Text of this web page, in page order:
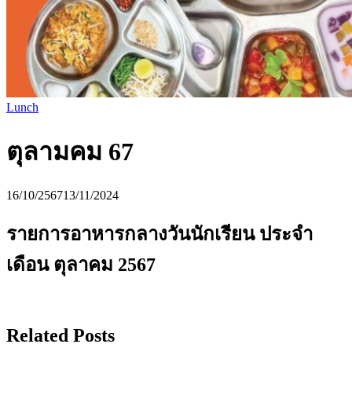
Lunch
ตุลามคม 67
16/10/256713/11/2024
รายการอาหารกลางวันนักเรียน ประจำ
เดือน ตุลาคม 2567
Related Posts